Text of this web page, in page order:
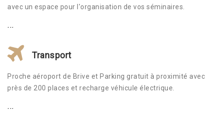
avec un espace pour l'organisation de vos séminaires.
...
Transport
Proche aéroport de Brive et Parking gratuit à proximité avec
près de 200 places et recharge véhicule électrique.
...